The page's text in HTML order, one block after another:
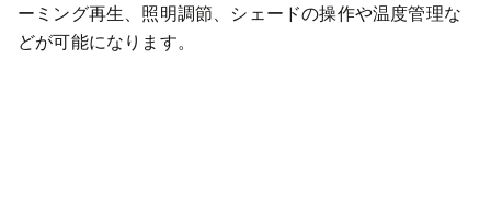
ーミング再生、照明調節、シェードの操作や温度管理な
どが可能になります。